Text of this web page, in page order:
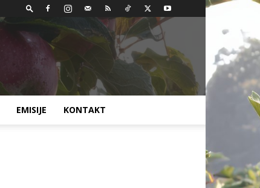
EMISIJE KONTAKT